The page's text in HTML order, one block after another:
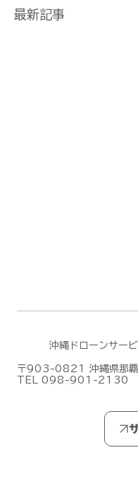
最新記事
無人航空機操
沖縄ドローンサー
〒903-0821 沖縄県那覇
TEL 098-901-2130